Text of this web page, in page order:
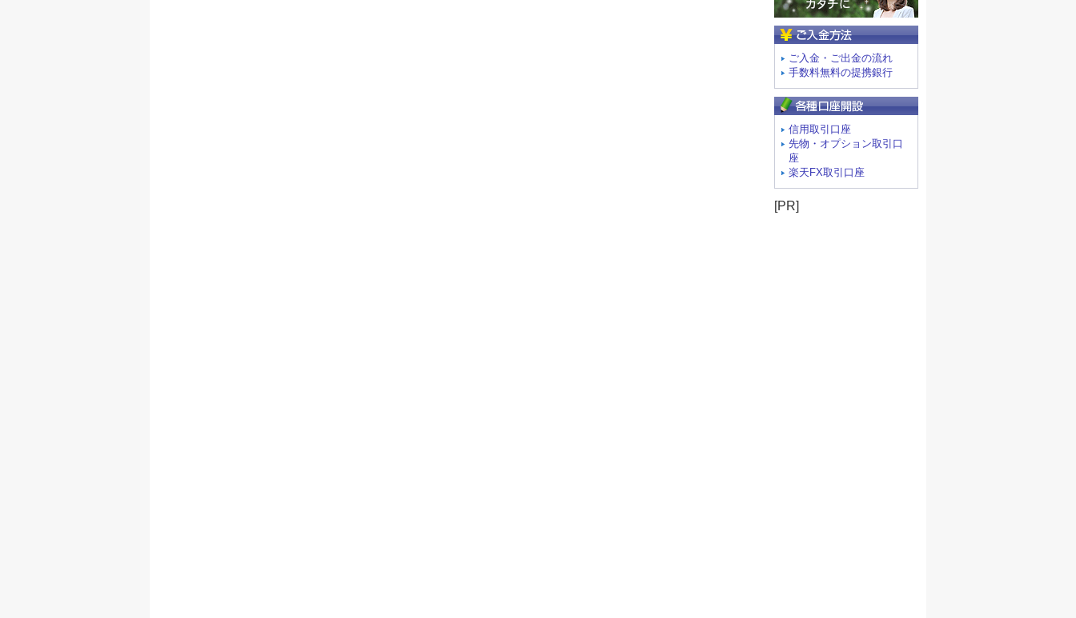
ご入金・ご出金の流れ
手数料無料の提携銀行
信用取引口座
先物・オプション取引口
座
楽天FX取引口座
[PR]